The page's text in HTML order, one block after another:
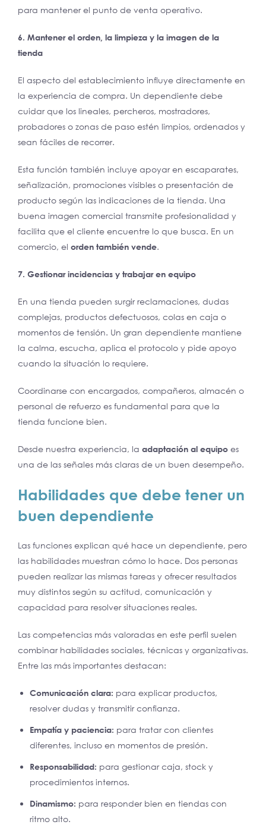
para mantener el punto de venta operativo.
6. Mantener el orden, la limpieza y la imagen de la
tienda
El aspecto del establecimiento influye directamente en
la experiencia de compra. Un dependiente debe
cuidar que los lineales, percheros, mostradores,
probadores o zonas de paso estén limpios, ordenados y
sean fáciles de recorrer.
Esta función también incluye apoyar en escaparates,
señalización, promociones visibles o presentación de
producto según las indicaciones de la tienda. Una
buena imagen comercial transmite profesionalidad y
facilita que el cliente encuentre lo que busca. En un
comercio, el orden también vende.
7. Gestionar incidencias y trabajar en equipo
En una tienda pueden surgir reclamaciones, dudas
complejas, productos defectuosos, colas en caja o
momentos de tensión. Un gran dependiente mantiene
la calma, escucha, aplica el protocolo y pide apoyo
cuando la situación lo requiere.
Coordinarse con encargados, compañeros, almacén o
personal de refuerzo es fundamental para que la
tienda funcione bien.
Desde nuestra experiencia, la adaptación al equipo es
una de las señales más claras de un buen desempeño.
Habilidades que debe tener un
buen dependiente
Las funciones explican qué hace un dependiente, pero
las habilidades muestran cómo lo hace. Dos personas
pueden realizar las mismas tareas y ofrecer resultados
muy distintos según su actitud, comunicación y
capacidad para resolver situaciones reales.
Las competencias más valoradas en este perfil suelen
combinar habilidades sociales, técnicas y organizativas.
Entre las más importantes destacan:
Comunicación clara: para explicar productos,
resolver dudas y transmitir confianza.
Empatía y paciencia: para tratar con clientes
diferentes, incluso en momentos de presión.
Responsabilidad: para gestionar caja, stock y
procedimientos internos.
Dinamismo: para responder bien en tiendas con
ritmo alto.